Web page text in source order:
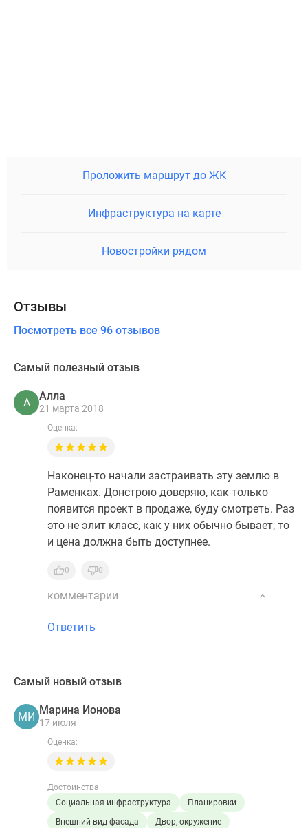
Проложить маршрут до ЖК
Инфраструктура на карте
Новостройки рядом
Отзывы
Посмотреть все 96 отзывов
Самый полезный отзыв
А
Алла
21 марта 2018
Оценка:
Наконец-то начали застраивать эту землю в
Раменках. Донстрою доверяю, как только
появится проект в продаже, буду смотреть. Раз
это не элит класс, как у них обычно бывает, то
и цена должна быть доступнее.
0 0
комментарии
Ответить
Самый новый отзыв
МИ
Марина Ионова
17 июля
Оценка:
Достоинства
Социальная инфраструктура
Планировки
Внешний вид фасада
Двор, окружение